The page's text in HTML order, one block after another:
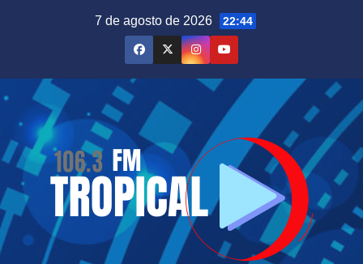
7 de agosto de 2026 22:44